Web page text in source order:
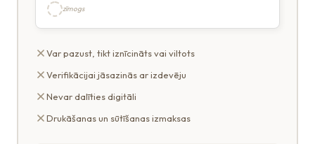
zīmogs
Var pazust, tikt iznīcināts vai viltots
Verifikācijai jāsazinās ar izdevēju
Nevar dalīties digitāli
Drukāšanas un sūtīšanas izmaksas